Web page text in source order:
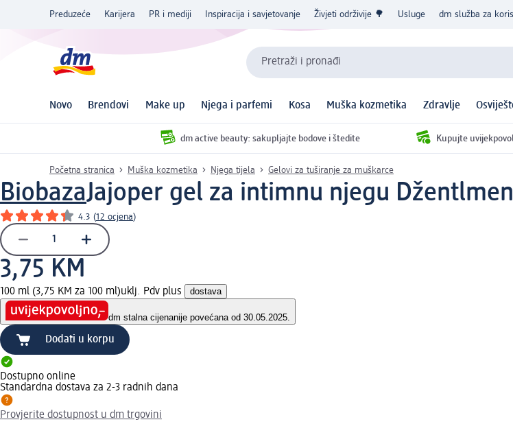
Preduzeće Karijera PR i mediji Inspiracija i savjetovanje Živjeti održivije 🌳 Usluge dm služba za
Pretraži i pronađi
Novo Brendovi Make up Njega i parfemi Kosa Muška kozmetika Zdravlje
dm active beauty: sakupljajte bodove i štedite Kupujte
Početna stranica Muška kozmetika Njega tijela Gelovi za tuširanje za muškarce
BiobazaJajoper gel za intimnu njegu
4.3 (12 ocjena)
3,75 KM
100 ml (3,75 KM za 100 ml)uklj. Pdv plus dostava
dm stalna cijenanije povećana od 30.05.2025.
Dodati u korpu
Dostupno online
Standardna dostava za 2-3 radnih dana
Provjerite dostupnost u dm trgovini